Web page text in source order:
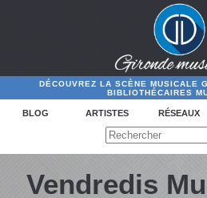
DÉCOUVREZ LA SCÈNE MUSICALE
BIBLIOTHÉCAIRES
BLOG ARTISTES RÉSEAUX
Vendredis